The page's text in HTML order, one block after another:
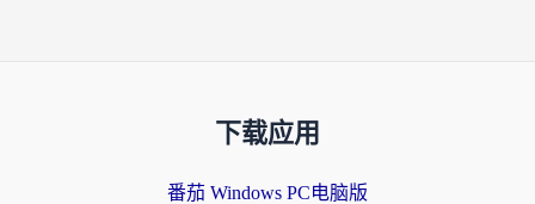
下载应用
番茄 Windows PC电脑版